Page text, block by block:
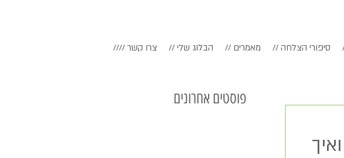
//// צרו קשר // הבלוג שלי // מאמרים // סיפורי הצלחה
פוסטים אחרונים